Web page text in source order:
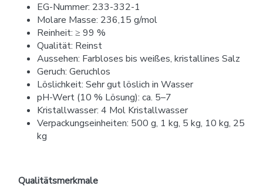
EG-Nummer: 233-332-1
Molare Masse: 236,15 g/mol
Reinheit: ≥ 99 %
Qualität: Reinst
Aussehen: Farbloses bis weißes, kristallines Salz
Geruch: Geruchlos
Löslichkeit: Sehr gut löslich in Wasser
pH-Wert (10 % Lösung): ca. 5–7
Kristallwasser: 4 Mol Kristallwasser
Verpackungseinheiten: 500 g, 1 kg, 5 kg, 10 kg, 25
kg
Qualitätsmerkmale